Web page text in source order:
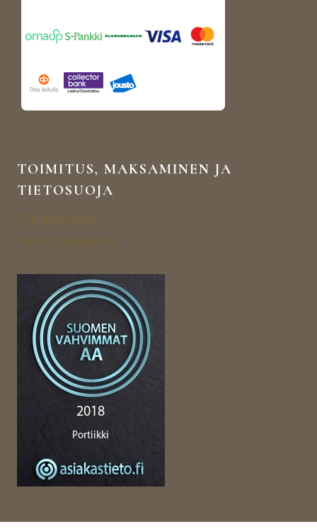
TOIMITUS, MAKSAMINEN JA
TIETOSUOJA
Toimitusehdot
Tietosuojaseloste